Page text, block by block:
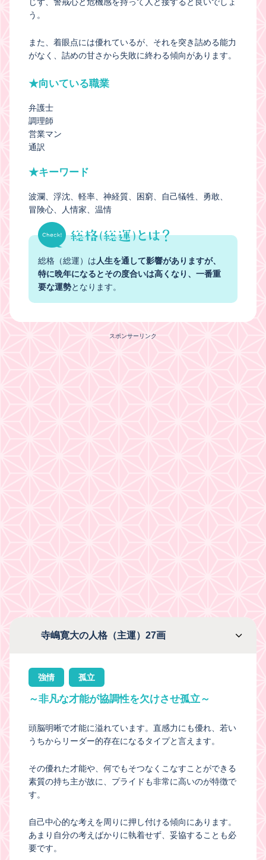
う。
また、着眼点には優れているが、それを突き詰める能力
がなく、詰めの甘さから失敗に終わる傾向があります。
★向いている職業
弁護士
調理師
営業マン
通訳
★キーワード
波瀾 浮沈 軽率 神経質 困窮 自己犠牲
勇敢
冒険心
人情家 温情
総格（総運）は人生を通して影響がありますが、
特に晩年になるとその度合いは高くなり、一番重
要な運勢となります。
スポンサーリンク
寺嶋寛大の人格（主運）27画
強情 孤立
～非凡な才能が協調性を欠けさせ孤立～
頭脳明晰で才能に溢れています。直感力にも優れ、若い
うちからリーダー的存在になるタイプと言えます。
その優れた才能や、何でもそつなくこなすことができる
素質の持ち主が故に、プライドも非常に高いのが特徴で
す。
自己中心的な考えを周りに押し付ける傾向にあります。
あまり自分の考えばかりに執着せず、妥協することも必
要です。